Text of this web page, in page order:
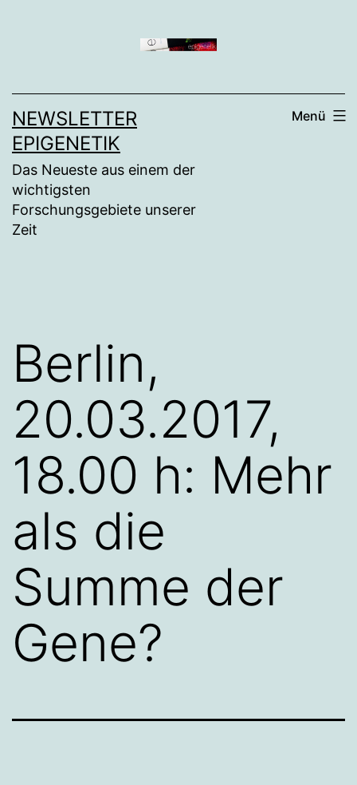
NEWSLETTER
EPIGENETIK
Das Neueste aus einem der
wichtigsten
Forschungsgebiete unserer
Zeit
Menü
Berlin,
20.03.2017,
18.00 h: Mehr
als die
Summe der
Gene?